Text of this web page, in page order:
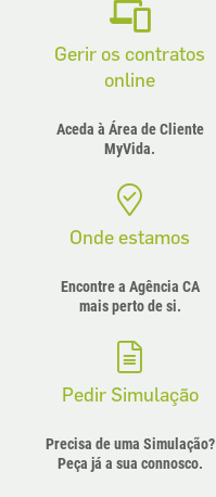
Gerir os contratos
online
Aceda à Área de Cliente
MyVida.
Onde estamos
Encontre a Agência CA
mais perto de si.
Pedir Simulação
Precisa de uma Simulação?
Peça já a sua connosco.